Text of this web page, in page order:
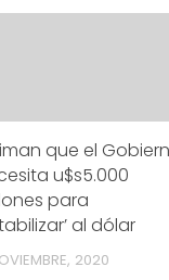
que el
u$s5.000
para
al dólar
2020